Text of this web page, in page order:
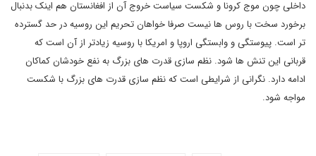
داخلی چون موج کرونا و شکست سیاست خروج آن از افغانستان هم اینک بدنبال
برخورد سخت با روس ها نیست صرفا خواهان تحریم این روسیه در حد گسترده
تر است. پیوستگی و وابستگی اروپا و امریکا با روسیه زیادتر از آن است که
قربانی این تنش ها شود. نظم سازی قدرت های بزرگ به نفع خودشان کماکان
ادامه دارد. نگرانی از شرایطی است که نظم سازی قدرت های بزرگ با شکست
مواجه شود.